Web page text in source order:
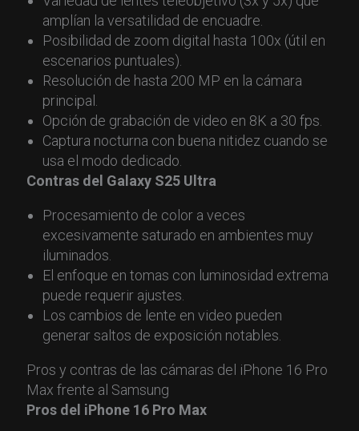
amplían la versatilidad de encuadre.
Posibilidad de zoom digital hasta 100x (útil en
escenarios puntuales).
Resolución de hasta 200 MP en la cámara
principal.
Opción de grabación de video en 8K a 30 fps.
Captura nocturna con buena nitidez cuando se
usa el modo dedicado.
Contras del Galaxy S25 Ultra
Procesamiento de color a veces
excesivamente saturado en ambientes muy
iluminados.
El enfoque en tomas con luminosidad extrema
puede requerir ajustes.
Los cambios de lente en video pueden
generar saltos de exposición notables.
Pros y contras de las cámaras del iPhone 16 Pro
Max frente al Samsung
Pros del iPhone 16 Pro Max